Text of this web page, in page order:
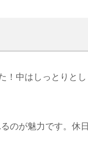
！中はしっとりとし
のが魅力です。休日